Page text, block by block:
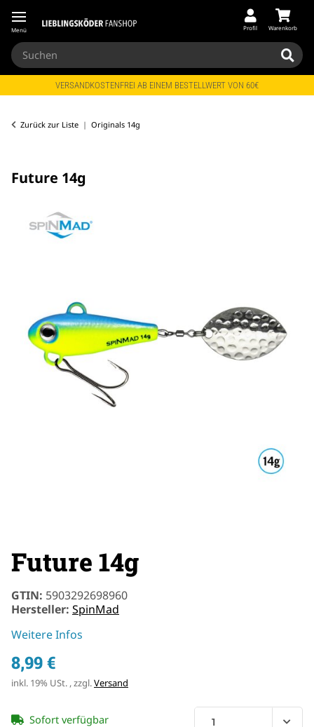
Menü Profil Warenkorb
VERSANDKOSTENFREI AB EINEM BESTELLWERT VON 60€
Zurück zur Liste Originals 14g
Future 14g
Future 14g
GTIN: 5903292698960
Hersteller: SpinMad
Weitere Infos
8,99 €
inkl. 19% USt. , zzgl.Versand
Sofort verfügbar